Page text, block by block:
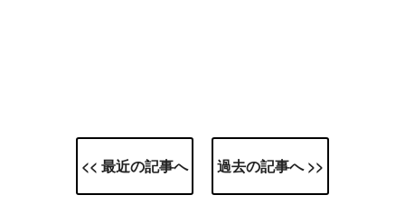
<< 最近の記事へ 過去の記事へ >>